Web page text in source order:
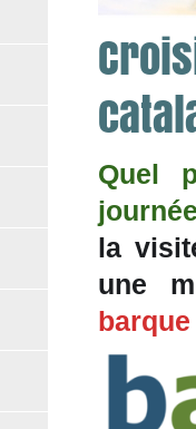
Quel
la
une